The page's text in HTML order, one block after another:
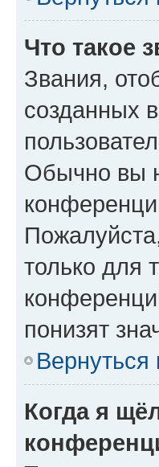
Что такое
Звания,
созданных
Обычно вы
только для
понизят
Вернуться
Когда я